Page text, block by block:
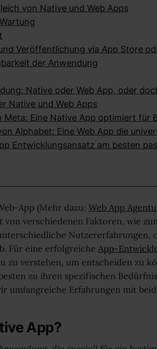
von Native und Web Apps
Veröffentlichung via App Store
der Anwendung
Native oder Web App, oder
Native und Web Apps
Meta: Eine Native App optimiert für
Alphabet: Eine Web App die
Entwicklungsansatz am besten
App (Mehr dazu: Web App
verschiedenen Faktoren, wie
Nutzererfahrungen,
Für eine erfolgreiche App-
zu verstehen, um entscheiden zu
zu ihren spezifischen
umfangreiche Erfahrungen mit
App?